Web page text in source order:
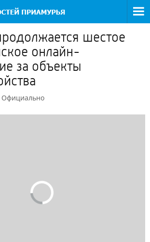
шестое
онлайн-
за объекты
Официально